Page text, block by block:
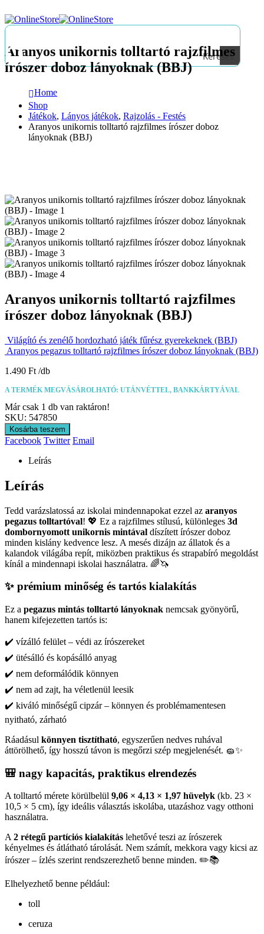
Keresés
Aranyos unikornis tolltartó rajzfilmes
írószer doboz lányoknak (BBJ)
Home
Shop
Játékok, Lányos játékok, Rajzolás - Festés
Aranyos unikornis tolltartó rajzfilmes írószer doboz
lányoknak (BBJ)
Aranyos unikornis tolltartó rajzfilmes
írószer doboz lányoknak (BBJ)
Világító és zenélő hordozható játék fűrész gyerekeknek (BBJ)
Aranyos pegazus tolltartó rajzfilmes írószer doboz lányoknak (BBJ)
1.490 Ft
A TERMÉK MEGVÁSÁROLHATÓ: UTÁNVÉTTEL, BANKKÁRTYÁVAL
Már csak 1 db van raktáron!
SKU: 547850
Kosárba teszem
Facebook Twitter Email
Leírás
Leírás
Tedd varázslatossá az iskolai mindennapokat ezzel az aranyos
pegazus tolltartóval! 💖 Ez a rajzfilmes stílusú, különleges 3d
dombornyomott unikornis mintával díszített írószer doboz
minden kislány kedvence lesz. A mesés dizájn az állatok és a
kalandok világába repít, miközben praktikus és strapabíró megoldást
kínál a mindennapi iskolai használatra. 🌈🦄
✨ prémium minőség és tartós kialakítás
Ez a pegazus mintás tolltartó lányoknak nemcsak gyönyörű,
hanem kifejezetten tartós is:
✔️ vízálló felület – védi az írószereket
✔️ ütésálló és kopásálló anyag
✔️ nem deformálódik könnyen
✔️ nem ad zajt, ha véletlenül leesik
✔️ kiváló minőségű cipzár – könnyen és problémamentesen
nyitható, zárható
Ráadásul könnyen tisztítható, egyszerűen nedves ruhával
áttörölhető, így hosszú távon is megőrzi szép megjelenését. 🧽✨
🎒 nagy kapacitás, praktikus elrendezés
A tolltartó mérete körülbelül 9,06 × 4,13 × 1,97 hüvelyk (kb. 23 ×
10,5 × 5 cm), így ideális választás iskolába, utazáshoz vagy otthoni
használatra.
A2 rétegű partíciós kialakítás lehetővé teszi az írószerek
kényelmes és átlátható tárolását. Nem számít, mekkora vagy kicsi az
írószer – ízlés szerint rendszerezhető benne minden. ✏️📚
Elhelyezhető benne például:
toll
ceruza